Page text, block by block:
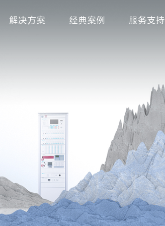
解决方案 经典案例 服务支持